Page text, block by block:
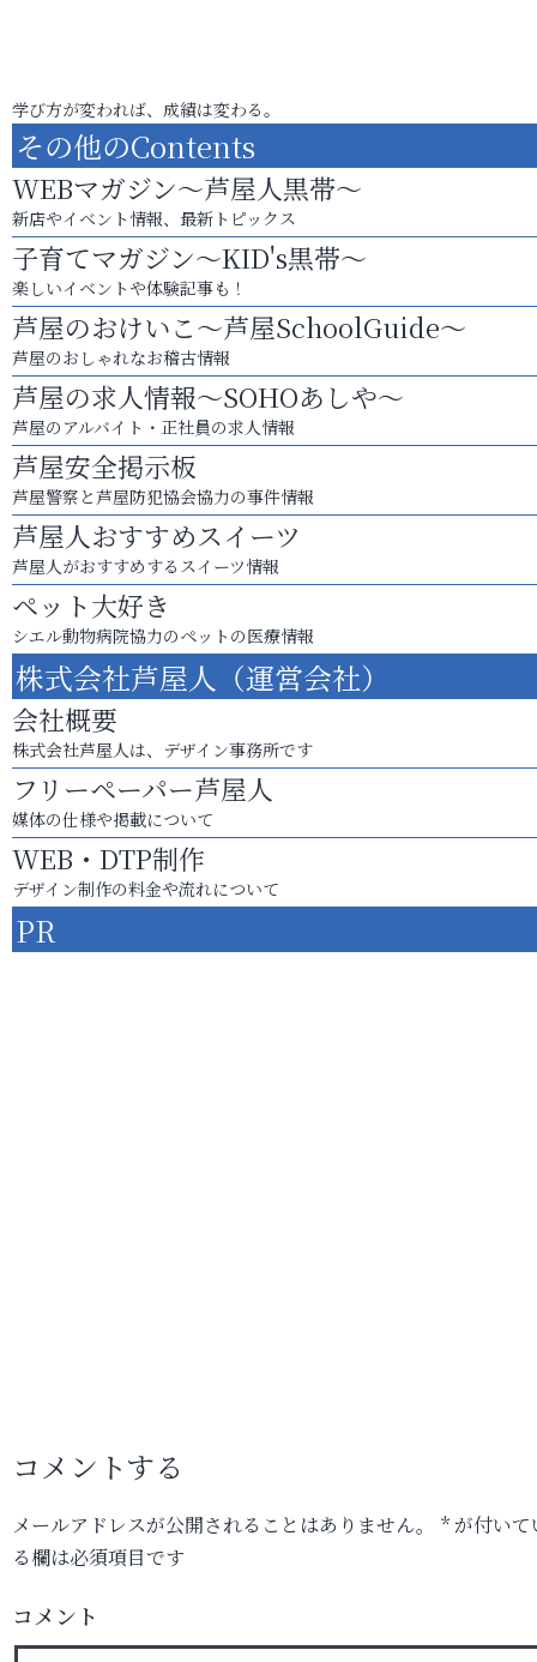
学び方が変われば、成績は変わる。
その他のContents
WEBマガジン～芦屋人黒帯～
新店やイベント情報、最新トピックス
子育てマガジン～KID's黒帯～
楽しいイベントや体験記事も！
芦屋のおけいこ～芦屋SchoolGuide～
芦屋のおしゃれなお稽古情報
芦屋の求人情報～SOHOあしや～
芦屋のアルバイト・正社員の求人情報
芦屋安全掲示板
芦屋警察と芦屋防犯協会協力の事件情報
芦屋人おすすめスイーツ
芦屋人がおすすめするスイーツ情報
ペット大好き
シエル動物病院協力のペットの医療情報
株式会社芦屋人（運営会社）
会社概要
株式会社芦屋人は、デザイン事務所です
フリーペーパー芦屋人
媒体の仕様や掲載について
WEB・DTP制作
デザイン制作の料金や流れについて
PR
コメントする
メールアドレスが公開されることはありません。 *が付いて
る欄は必須項目です
コメント